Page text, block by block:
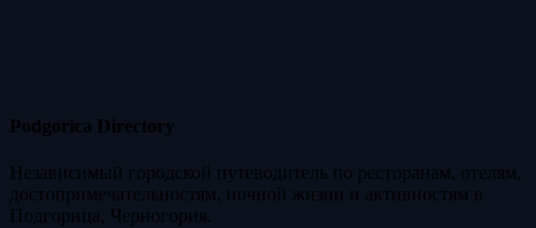
Podgorica Directory
Независимый городской путеводитель по ресторанам, отелям,
достопримечательностям, ночной жизни и активностям в
Подгорица, Черногория.